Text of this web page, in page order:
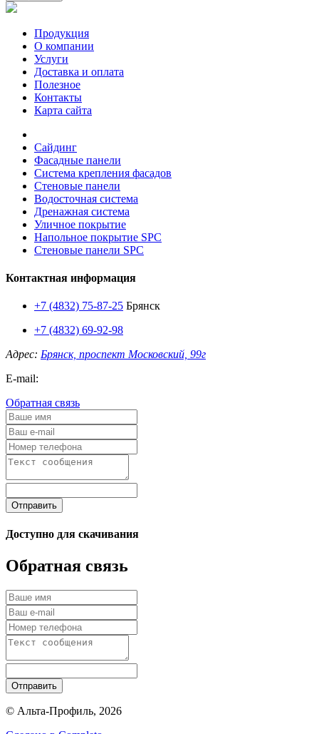
Продукция
О компании
Услуги
Доставка и оплата
Полезное
Контакты
Карта сайта
Сайдинг
Фасадные панели
Система крепления фасадов
Стеновые панели
Водосточная система
Дренажная система
Уличное покрытие
Напольное покрытие SPC
Стеновые панели SPC
Контактная информация
+7 (4832) 75-87-25 Брянск
+7 (4832) 69-92-98
Адрес: Брянск, проспект Московский, 99г
E-mail:
Обратная связь
Отправить
Доступно для скачивания
Обратная связь
Отправить
© Альта-Профиль, 2026